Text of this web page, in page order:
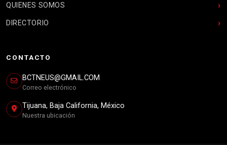
QUIENES SOMOS
DIRECTORIO
CONTACTO
BCTNEUS@GMAIL.COM
Correo electrónico
Tijuana, Baja California, México
Nuestra ubicación